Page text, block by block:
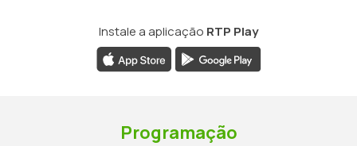
Instale a aplicação RTP Play
Programação